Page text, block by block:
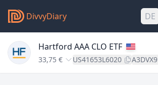
DivvyDiary DE
Hartford AAA CLO ETF
33,75 € US41653L6020 A3DVX9